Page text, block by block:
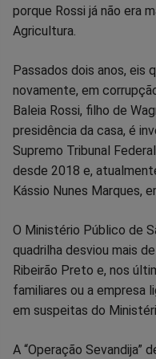
porque Rossi já não era
Agricultura.
Passados dois anos, eis
novamente, em
Baleia Rossi, filho de
presidência da casa, é
Supremo Tribunal
desde 2018 e,
Kássio Nunes Marques,
O Ministério Público de
quadrilha desviou mais
Ribeirão Preto e, nos
familiares ou a empresa
em suspeitas do
A “Operação Sevandija”